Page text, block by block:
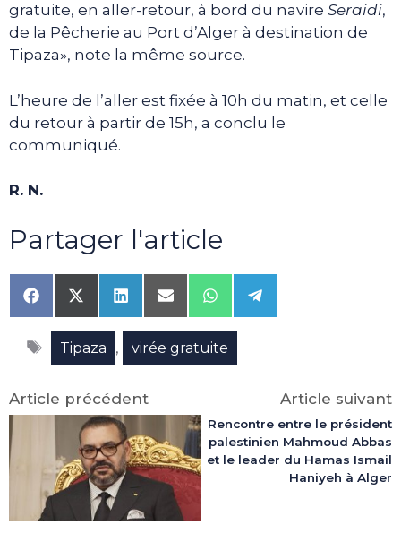
gratuite, en aller-retour, à bord du navire Seraidi,
de la Pêcherie au Port d’Alger à destination de
Tipaza», note la même source.
L’heure de l’aller est fixée à 10h du matin, et celle
du retour à partir de 15h, a conclu le
communiqué.
R. N.
Partager l'article
Share
on
Facebook
Share
on
X
(Twitter)
Share
on
LinkedIn
Share
on
Email
Share
on
WhatsApp
Share
on
Étiquettes
Tipaza , virée gratuite
Article précédent Article suivant
Rencontre entre le président
palestinien Mahmoud Abbas
et le leader du Hamas Ismail
Haniyeh à Alger